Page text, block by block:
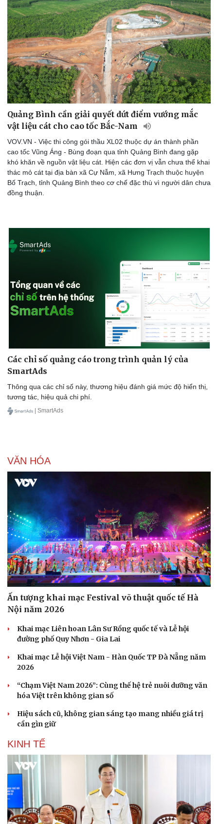
Sức khỏe
Dinh dưỡng - món ngon
Cây thuốc
Sản phụ khoa
Nhi khoa
Nam khoa
Làm đẹp - giảm cân
Phòng mạch online
Ăn sạch sống khỏe
Đời sống
Nhà đẹp
Blog
Tình yêu - Gia đình
Văn hóa
Văn học
Âm nhạc
Giải trí
Thời trang
Quảng Bình cần giải quyết dứt điểm vướng mắc
vật liệu cát cho cao tốc Bắc-Nam
VOV.VN - Việc thi công gói thầu XL02 thuộc dự án thành phần
cao tốc Vũng Áng - Bùng đoạn qua tỉnh Quảng Bình đang gặp
khó khăn về nguồn vật liệu cát. Hiện các đơn vị vẫn chưa thể khai
thác mỏ cát tại địa bàn xã Cự Nẫm, xã Hưng Trạch thuộc huyện
Bố Trạch, tỉnh Quảng Bình theo cơ chế đặc thù vì người dân chưa
đồng thuận.
Các chỉ số quảng cáo trong trình quản lý của
SmartAds
Thông qua các chỉ số này, thương hiệu đánh giá mức độ hiển thị,
tương tác, hiệu quả chi phí.
| SmartAds
VĂN HÓA
Ấn tượng khai mạc Festival võ thuật quốc tế Hà
Nội năm 2026
Khai mạc Liên hoan Lân Sư Rồng quốc tế và Lễ hội
đường phố Quy Nhơn - Gia Lai
Khai mạc Lễ hội Việt Nam - Hàn Quốc TP Đà Nẵng năm
2026
“Chạm Việt Nam 2026”: Cùng thế hệ trẻ nuôi dưỡng văn
hóa Việt trên không gian số
Hiệu sách cũ, không gian sáng tạo mang nhiều giá trị
cần gìn giữ
KINH TẾ